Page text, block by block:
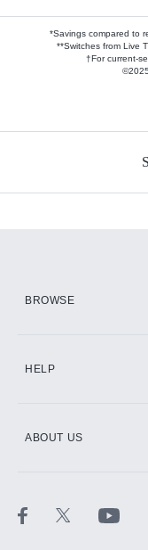
*Savings compared to
**Switches from Live
†For current-
BROWSE
HELP
ABOUT US